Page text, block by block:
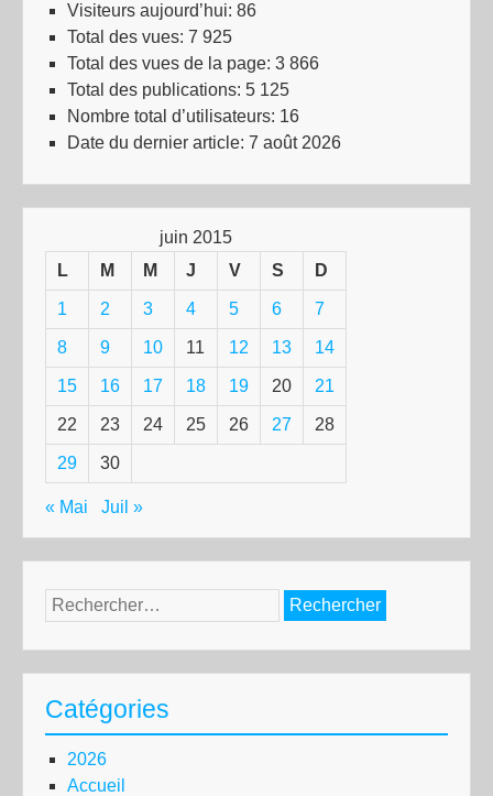
Visiteurs aujourd’hui: 86
Total des vues: 7 925
Total des vues de la page: 3 866
Total des publications: 5 125
Nombre total d’utilisateurs: 16
Date du dernier article: 7 août 2026
juin 2015
L
M M J V S D
1 2 3 4 5 6 7
8 9 10 11 12 13 14
15 16 17 18 19 20 21
22 23 24 25 26 27 28
29 30
« Mai Juil »
Rechercher :
Catégories
2026
Accueil